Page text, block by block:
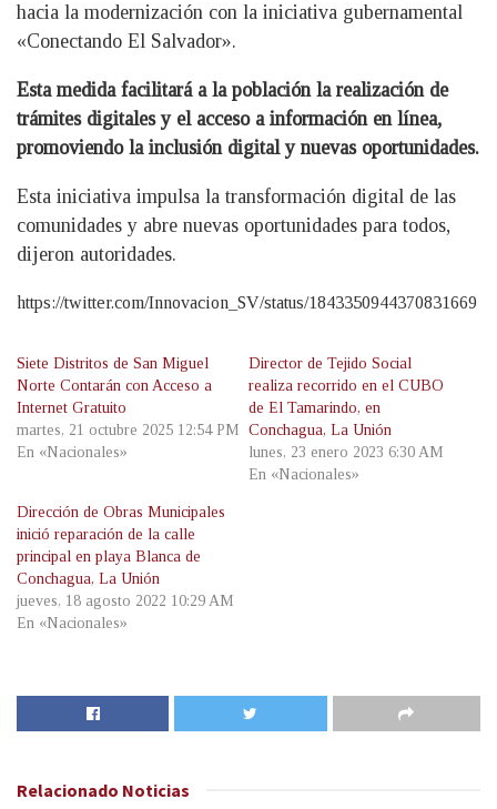
hacia la modernización con la iniciativa gubernamental
«Conectando El Salvador».
Esta medida facilitará a la población la realización de
trámites digitales y el acceso a información en línea,
promoviendo la inclusión digital y nuevas oportunidades.
Esta iniciativa impulsa la transformación digital de las
comunidades y abre nuevas oportunidades para todos,
dijeron autoridades.
https://twitter.com/Innovacion_SV/status/1843350944370831669
Siete Distritos de San Miguel
Norte Contarán con Acceso a
Internet Gratuito
martes, 21 octubre 2025 12:54 PM
En «Nacionales»
Director de Tejido Social
realiza recorrido en el CUBO
de El Tamarindo, en
Conchagua, La Unión
lunes, 23 enero 2023 6:30 AM
En «Nacionales»
Dirección de Obras Municipales
inició reparación de la calle
principal en playa Blanca de
Conchagua, La Unión
jueves, 18 agosto 2022 10:29 AM
En «Nacionales»
Relacionado Noticias